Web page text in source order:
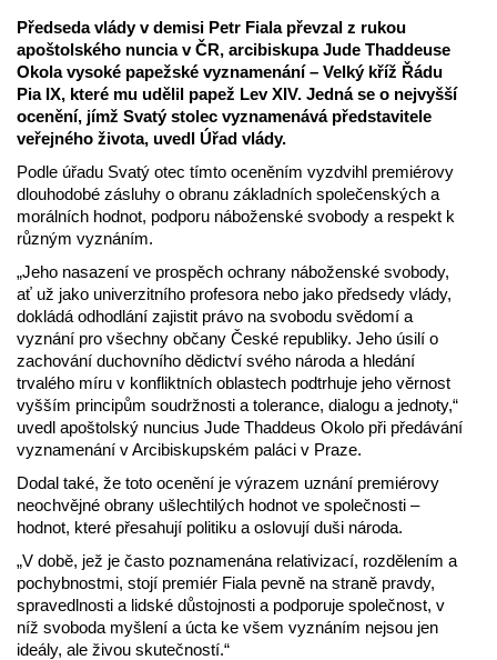
Předseda vlády v demisi Petr Fiala převzal z rukou
apoštolského nuncia v ČR, arcibiskupa Jude Thaddeuse
Okola vysoké papežské vyznamenání – Velký kříž Řádu
Pia IX, které mu udělil papež Lev XIV. Jedná se o nejvyšší
ocenění, jímž Svatý stolec vyznamenává představitele
veřejného života, uvedl Úřad vlády.
Podle úřadu Svatý otec tímto oceněním vyzdvihl premiérovy
dlouhodobé zásluhy o obranu základních společenských a
morálních hodnot, podporu náboženské svobody a respekt k
různým vyznáním.
„Jeho nasazení ve prospěch ochrany náboženské svobody,
ať už jako univerzitního profesora nebo jako předsedy vlády,
dokládá odhodlání zajistit právo na svobodu svědomí a
vyznání pro všechny občany České republiky. Jeho úsilí o
zachování duchovního dědictví svého národa a hledání
trvalého míru v konfliktních oblastech podtrhuje jeho věrnost
vyšším principům soudržnosti a tolerance, dialogu a jednoty,“
uvedl apoštolský nuncius Jude Thaddeus Okolo při předávání
vyznamenání v Arcibiskupském paláci v Praze.
Dodal také, že toto ocenění je výrazem uznání premiérovy
neochvějné obrany ušlechtilých hodnot ve společnosti –
hodnot, které přesahují politiku a oslovují duši národa.
„V době, jež je často poznamenána relativizací, rozdělením a
pochybnostmi, stojí premiér Fiala pevně na straně pravdy,
spravedlnosti a lidské důstojnosti a podporuje společnost, v
níž svoboda myšlení a úcta ke všem vyznáním nejsou jen
ideály, ale živou skutečností.“